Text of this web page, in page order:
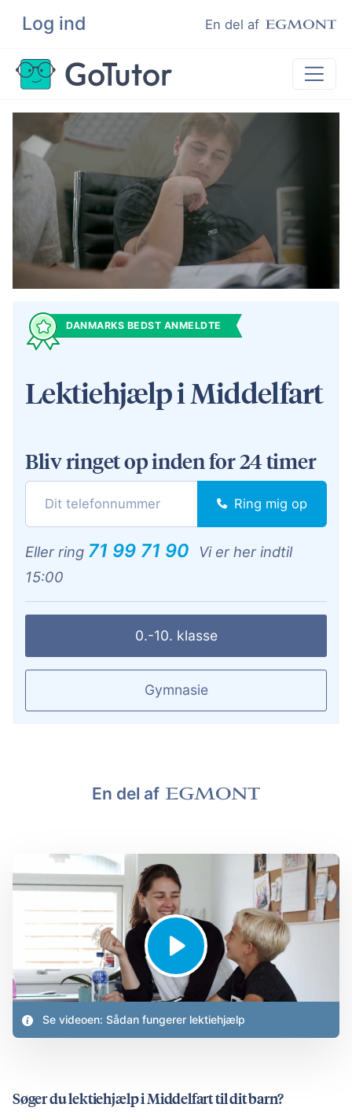
Log ind En del af
Søg
Lektiehjælp
Hjælp til ordblinde
Kundeudtalelser
Undervisere
DANMARKS BEDST ANMELDTE
Lektiehjælp i Middelfart
Bliv ringet op inden for 24 timer
Ring mig op
Eller ring 71 99 71 90
Vi er her indtil
15:00
0.-10. klasse
Gymnasie
En del af
Se videoen: Sådan fungerer lektiehjælp
Søger du lektiehjælp i Middelfart til dit barn?